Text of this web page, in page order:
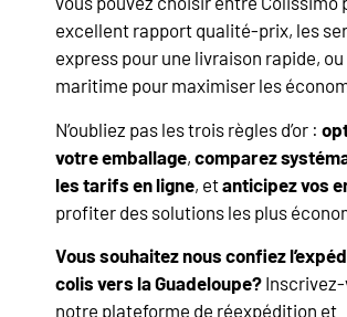
excellent rapport qualité-prix, les
express pour une livraison rapide, ou
maritime pour maximiser les
N’oubliez pas les trois règles d’or :
votre emballage,comparez
les tarifs en ligne, etanticipez vos
profiter des solutions les plus
Vous souhaitez nous confiez
colis vers la Guadeloupe?
notre plateforme de réexpédition et